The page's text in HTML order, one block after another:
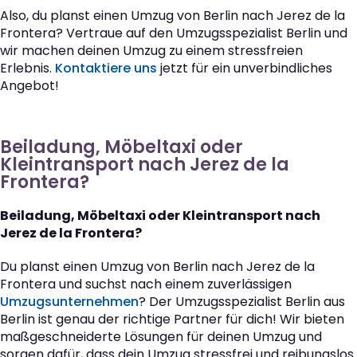
Also, du planst einen Umzug von Berlin nach Jerez de la
Frontera? Vertraue auf den Umzugsspezialist Berlin und
wir machen deinen Umzug zu einem stressfreien
Erlebnis. Kontaktiere uns jetzt für ein unverbindliches
Angebot!
Beiladung, Möbeltaxi oder
Kleintransport nach Jerez de la
Frontera?
Beiladung, Möbeltaxi oder Kleintransport nach
Jerez de la Frontera?
Du planst einen Umzug von Berlin nach Jerez de la
Frontera und suchst nach einem zuverlässigen
Umzugsunternehmen? Der Umzugsspezialist Berlin aus
Berlin ist genau der richtige Partner für dich! Wir bieten
maßgeschneiderte Lösungen für deinen Umzug und